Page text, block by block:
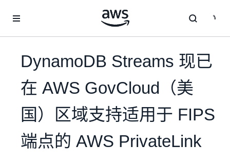
DynamoDB Streams 现已
在 AWS GovCloud（美
国）区域支持适用于 FIPS
端点的 AWS PrivateLink